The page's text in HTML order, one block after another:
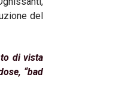
del
di vista
“bad